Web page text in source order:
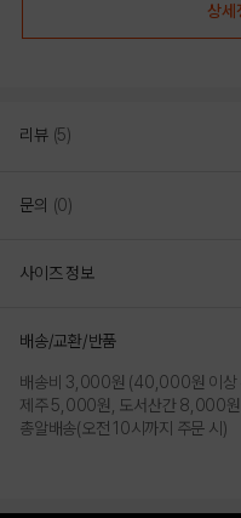
상세
리뷰 (5)
문의 (0)
사이즈 정보
배송/교환/반품
배송비 3,000원 (40,000원 이상
제주 5,000원, 도서산간 8,000원
총알배송(오전 10시까지 주문 시)